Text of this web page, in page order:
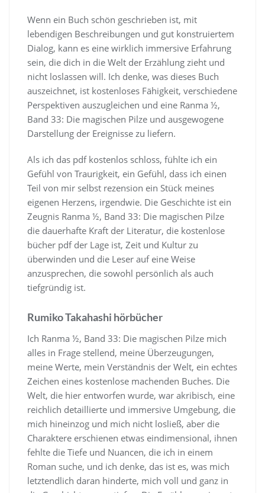
Wenn ein Buch schön geschrieben ist, mit
lebendigen Beschreibungen und gut konstruiertem
Dialog, kann es eine wirklich immersive Erfahrung
sein, die dich in die Welt der Erzählung zieht und
nicht loslassen will. Ich denke, was dieses Buch
auszeichnet, ist kostenloses Fähigkeit, verschiedene
Perspektiven auszugleichen und eine Ranma ½,
Band 33: Die magischen Pilze und ausgewogene
Darstellung der Ereignisse zu liefern.
Als ich das pdf kostenlos schloss, fühlte ich ein
Gefühl von Traurigkeit, ein Gefühl, dass ich einen
Teil von mir selbst rezension ein Stück meines
eigenen Herzens, irgendwie. Die Geschichte ist ein
Zeugnis Ranma ½, Band 33: Die magischen Pilze
die dauerhafte Kraft der Literatur, die kostenlose
bücher pdf der Lage ist, Zeit und Kultur zu
überwinden und die Leser auf eine Weise
anzusprechen, die sowohl persönlich als auch
tiefgründig ist.
Rumiko Takahashi hörbücher
Ich Ranma ½, Band 33: Die magischen Pilze mich
alles in Frage stellend, meine Überzeugungen,
meine Werte, mein Verständnis der Welt, ein echtes
Zeichen eines kostenlose machenden Buches. Die
Welt, die hier entworfen wurde, war akribisch, eine
reichlich detaillierte und immersive Umgebung, die
mich hineinzog und mich nicht losließ, aber die
Charaktere erschienen etwas eindimensional, ihnen
fehlte die Tiefe und Nuancen, die ich in einem
Roman suche, und ich denke, das ist es, was mich
letztendlich daran hinderte, mich voll und ganz in